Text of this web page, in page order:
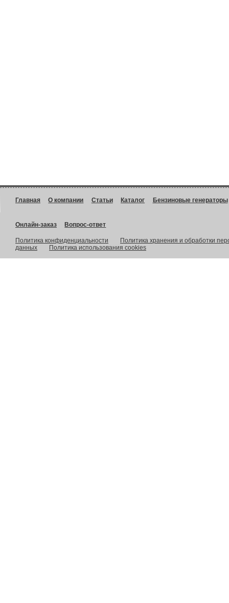
Главная О компании Статьи Каталог Бензиновые генераторы
Онлайн-заказ Вопрос-ответ
Политика конфиденциальности
Политика хранения и обработки
данных
Политика использования cookies